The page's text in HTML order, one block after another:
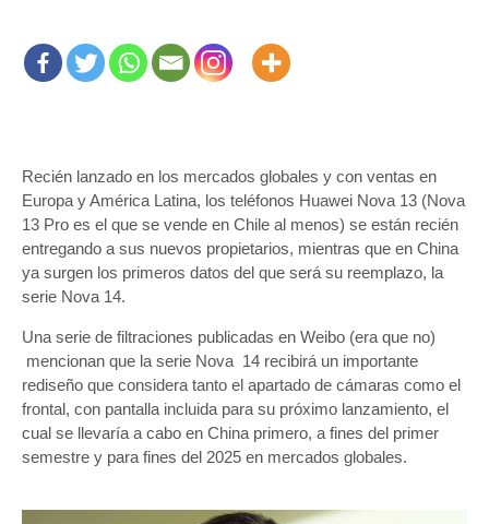
Recién lanzado en los mercados globales y con ventas en
Europa y América Latina, los teléfonos Huawei Nova 13 (Nova
13 Pro es el que se vende en Chile al menos) se están recién
entregando a sus nuevos propietarios, mientras que en China
ya surgen los primeros datos del que será su reemplazo, la
serie Nova 14.
Una serie de filtraciones publicadas en Weibo (era que no)
mencionan que la serie Nova 14 recibirá un importante
rediseño que considera tanto el apartado de cámaras como el
frontal, con pantalla incluida para su próximo lanzamiento, el
cual se llevaría a cabo en China primero, a fines del primer
semestre y para fines del 2025 en mercados globales.